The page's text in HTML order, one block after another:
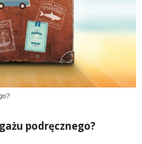
podręcznego?